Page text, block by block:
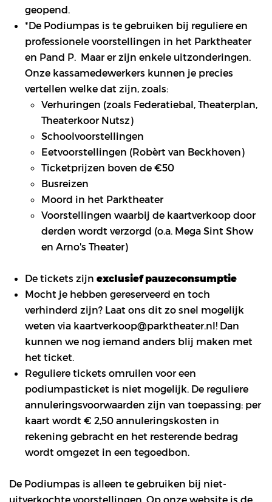
geopend.
*De Podiumpas is te gebruiken bij reguliere en
professionele voorstellingen in het Parktheater
en Pand P. Maar er zijn enkele uitzonderingen.
Onze kassamedewerkers kunnen je precies
vertellen welke dat zijn, zoals:
Verhuringen (zoals Federatiebal, Theaterplan,
Theaterkoor Nutsz)
Schoolvoorstellingen
Eetvoorstellingen (Robèrt van Beckhoven)
Ticketprijzen boven de €50
Busreizen
Moord in het Parktheater
Voorstellingen waarbij de kaartverkoop door
derden wordt verzorgd (o.a. Mega Sint Show
en Arno's Theater)
De tickets zijnexclusief pauzeconsumptie
Mocht je hebben gereserveerd en toch
verhinderd zijn? Laat ons dit zo snel mogelijk
weten via kaartverkoop@parktheater.nl! Dan
kunnen we nog iemand anders blij maken met
het ticket.
Reguliere tickets omruilen voor een
podiumpasticket is niet mogelijk. De reguliere
annuleringsvoorwaarden zijn van toepassing: per
kaart wordt € 2,50 annuleringskosten in
rekening gebracht en het resterende bedrag
wordt omgezet in een tegoedbon.
De Podiumpas is alleen te gebruiken bij niet-
uitverkochte voorstellingen. Op onze website is de
Inzoomen